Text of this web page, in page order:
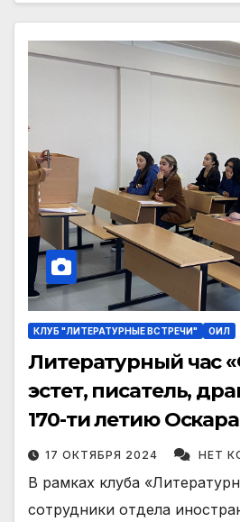
КЛУБ "ЛИТЕРАТУРНЫЕ ВСТРЕЧИ" ОИЛ
Литературный час «Философ,
эстет, писатель,
170-ти летию
17 ОКТЯБРЯ 2024 НЕТ
В рамках клуба
сотрудники отдела